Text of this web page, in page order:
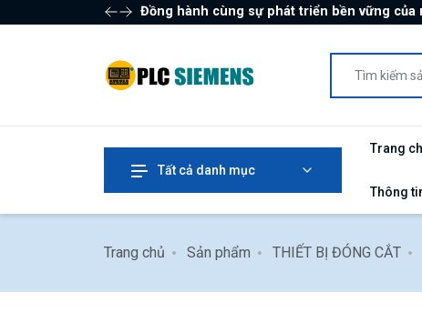
Đồng hành cùng sự phát triển bền vững của
Tất cả danh mục
Trang
Thông
Trang chủ Sản phẩm THIẾT BỊ ĐÓNG CẮT